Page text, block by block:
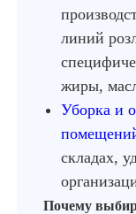
линий
жиры,
Уборка и
складах,
Почему